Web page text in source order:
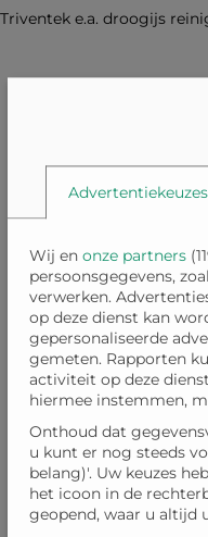
e.a. droogijs
Advertentiekeuzes
Wij en onze partners (
persoonsgegevens,
verwerken.
op deze dienst kan
gepersonaliseerde
gemeten. Rapporten
activiteit op deze
hiermee instemmen,
Onthoud dat
u kunt er nog steeds
belang)'. Uw keuzes
het icoon in de
geopend, waar u altijd